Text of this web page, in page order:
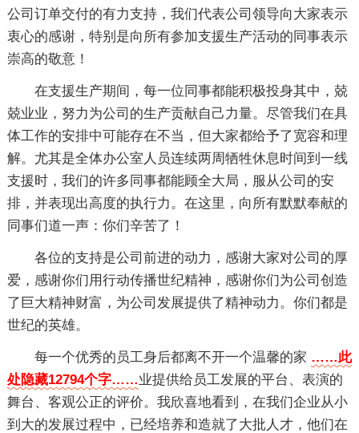
公司订单交付的有力支持，我们代表公司领导向大家表示
衷心的感谢，特别是向所有参加支援生产活动的同事表示
崇高的敬意！
在支援生产期间，每一位同事都能积极投身其中，兢
兢业业，努力为公司的生产贡献自己力量。尽管我们在具
体工作的安排中可能存在不当，但大家都给予了宽容和理
解。尤其是全体办公室人员连续两周牺牲休息时间到一线
支援时，我们的许多同事都能顾全大局，服从公司的安
排，并表现出高度的执行力。在这里，向所有默默奉献的
同事们道一声：你们辛苦了！
各位的支持是公司前进的动力，感谢大家对公司的厚
爱，感谢你们用行动传播世纪精神，感谢你们为公司创造
了巨大精神财富，为公司发展提供了精神动力。你们都是
世纪的英雄。
每一个优秀的员工身后都离不开一个温馨的家 ……此
处隐藏12794个字……业提供给员工发展的平台、表演的
舞台、客观公正的评价。我欣喜地看到，在我们企业从小
到大的发展过程中，已经培养和造就了大批人才，他们在